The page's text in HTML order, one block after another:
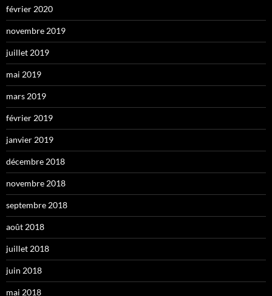
février 2020
novembre 2019
juillet 2019
mai 2019
mars 2019
février 2019
janvier 2019
décembre 2018
novembre 2018
septembre 2018
août 2018
juillet 2018
juin 2018
mai 2018